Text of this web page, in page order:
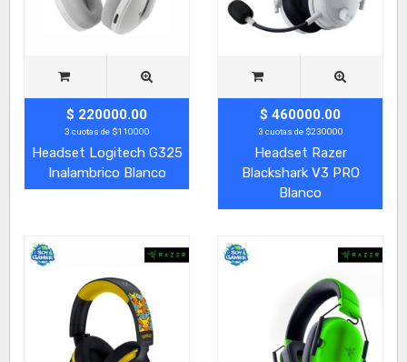
$ 220000.00
3 cuotas de $110000
Headset Logitech G325
Inalambrico Blanco
$ 460000.00
3 cuotas de $230000
Headset Razer
Blackshark V3 PRO
Blanco